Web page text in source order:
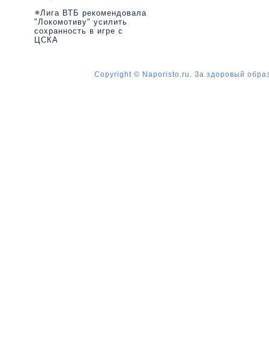
Лига ВТБ рекомендовала
"Локомотиву" усилить
сохранность в игре с
ЦСКА
Copyright © Naporisto.ru. За здоровый